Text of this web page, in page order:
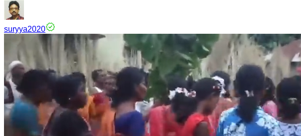
suryya2020